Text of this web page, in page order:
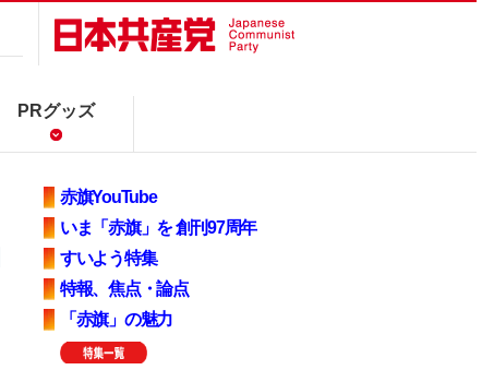
PRグッズ
赤旗YouTube
いま「赤旗」を 創刊97周年
すいよう特集
特報、焦点・論点
「赤旗」の魅力